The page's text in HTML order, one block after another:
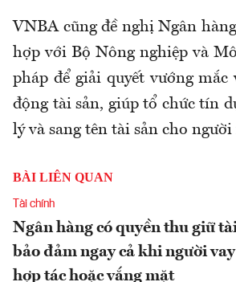
VNBA cũng đề nghị Ngân
hợp với Bộ Nông nghiệp và
pháp để giải quyết vướng mắc
động tài sản, giúp tổ chức tín
lý và sang tên tài sản cho người
BÀI LIÊN QUAN
Tài chính
Ngân hàng có quyền thu giữ
bảo đảm ngay cả khi người
hợp tác hoặc vắng mặt